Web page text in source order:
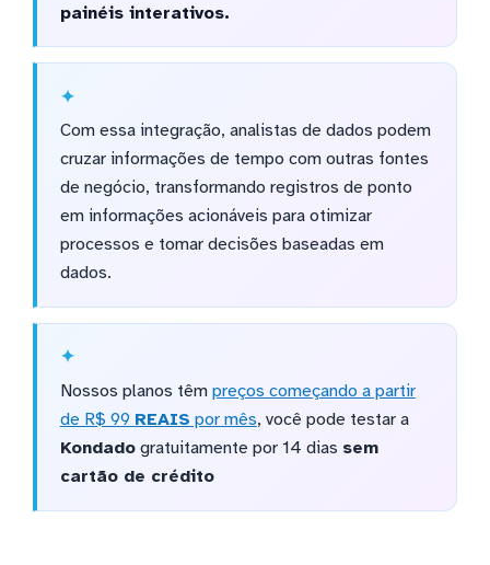
painéis interativos.
Com essa integração, analistas de dados podem
cruzar informações de tempo com outras fontes
de negócio, transformando registros de ponto
em informações acionáveis para otimizar
processos e tomar decisões baseadas em
dados.
Nossos planos têm preços começando a partir
de R$ 99 REAIS por mês, você pode testar a
Kondadogratuitamente por 14 dias sem
cartão de crédito